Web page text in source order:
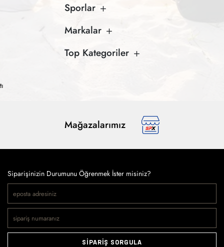
Sporlar
Markalar
Top Kategoriler
Mağazalarımız
Siparişinizin Durumunu Öğrenmek İster misiniz?
SİPARİŞ SORGULA